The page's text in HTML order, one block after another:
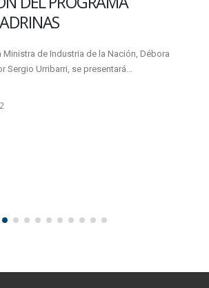
Ministra de Industria de la Nación, Débora
Sergio Urribarri, se presentará...